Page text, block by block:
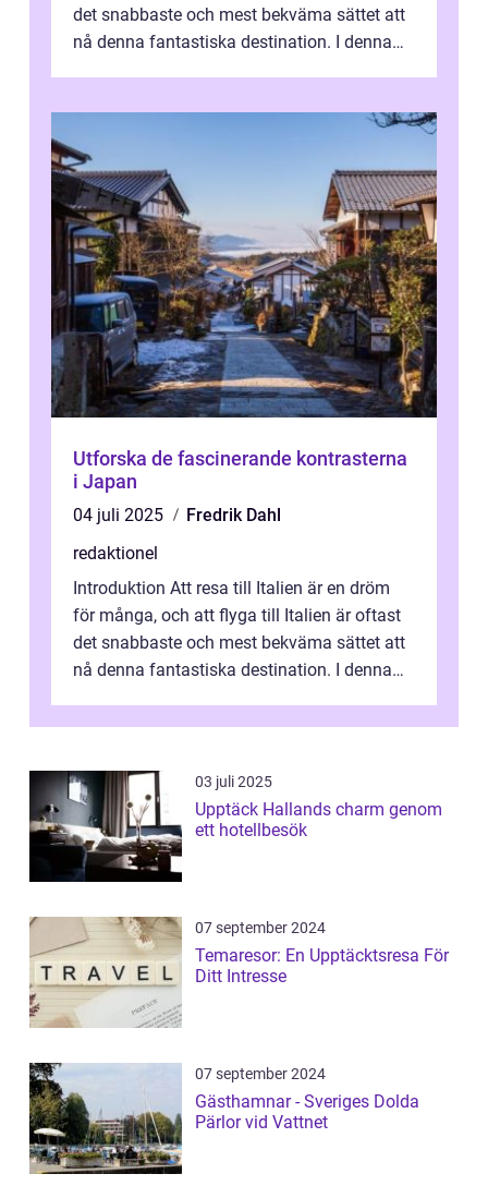
det snabbaste och mest bekväma sättet att
nå denna fantastiska destination. I denna
Utforska de fascinerande kontrasterna
i Japan
04 juli 2025
Fredrik Dahl
redaktionel
Introduktion Att resa till Italien är en dröm
för många, och att flyga till Italien är oftast
det snabbaste och mest bekväma sättet att
nå denna fantastiska destination. I denna
03 juli 2025
Upptäck Hallands charm genom
ett hotellbesök
07 september 2024
Temaresor: En Upptäcktsresa För
Ditt Intresse
07 september 2024
Gästhamnar - Sveriges Dolda
Pärlor vid Vattnet